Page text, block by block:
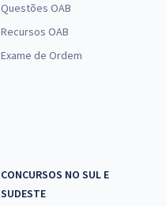
Questões OAB
Recursos OAB
Exame de Ordem
CONCURSOS NO SUL E
SUDESTE